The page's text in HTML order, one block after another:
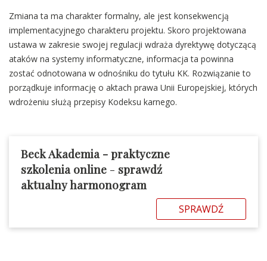
Zmiana ta ma charakter formalny, ale jest konsekwencją
implementacyjnego charakteru projektu. Skoro projektowana
ustawa w zakresie swojej regulacji wdraża dyrektywę dotyczącą
ataków na systemy informatyczne, informacja ta powinna
zostać odnotowana w odnośniku do tytułu KK. Rozwiązanie to
porządkuje informację o aktach prawa Unii Europejskiej, których
wdrożeniu służą przepisy Kodeksu karnego.
Beck Akademia - praktyczne
szkolenia online - sprawdź
aktualny harmonogram
SPRAWDŹ